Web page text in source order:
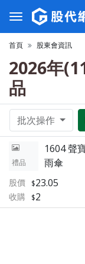
首頁 股東會資訊
2026年
品
批次操作
禮品
1604 聲
雨傘
股價
23.05
收購 2